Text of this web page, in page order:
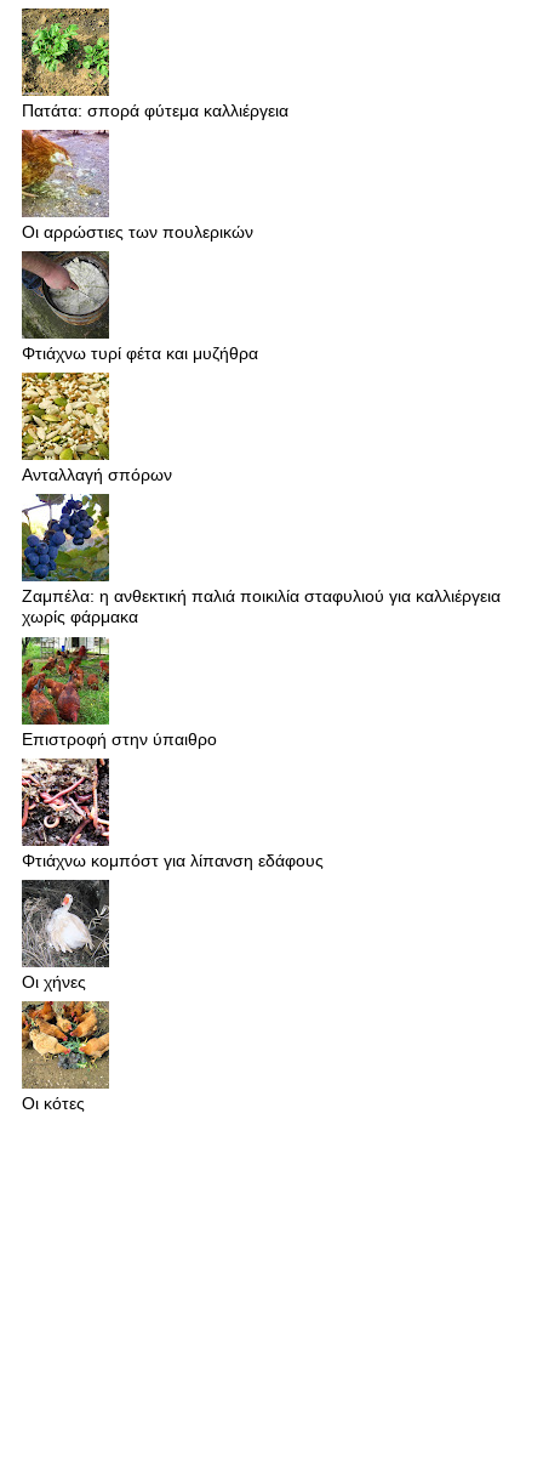
Πατάτα: σπορά φύτεμα καλλιέργεια
Οι αρρώστιες των πουλερικών
Φτιάχνω τυρί φέτα και μυζήθρα
Ανταλλαγή σπόρων
Ζαμπέλα: η ανθεκτική παλιά ποικιλία σταφυλιού για καλλιέργεια
χωρίς φάρμακα
Επιστροφή στην ύπαιθρο
Φτιάχνω κομπόστ για λίπανση εδάφους
Οι χήνες
Οι κότες